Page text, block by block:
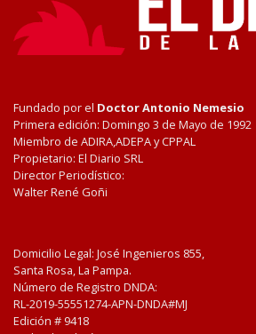
Fundado por el Doctor Antonio Nemesio
Primera edición: Domingo 3 de Mayo de 1992
Miembro de ADIRA,ADEPA y CPPAL
Propietario: El Diario SRL
Director Periodístico:
Walter René Goñi
Domicilio Legal: José Ingenieros 855,
Santa Rosa, La Pampa.
Número de Registro DNDA:
RL-2019-55551274-APN-DNDA#MJ
Edición # 9418